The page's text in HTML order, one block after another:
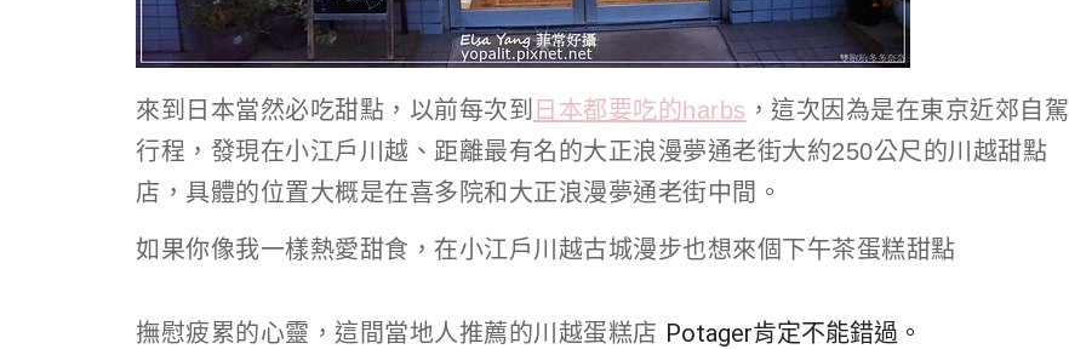
來到日本當然必吃甜點，以前每次到 日本都要吃的harbs ，這次因為是在東京近郊自駕
行程，發現在小江戶川越、距離最有名的大正浪漫夢通老街大約250公尺的川越甜點
店，具體的位置大概是在喜多院和大正浪漫夢通老街中間。
如果你像我一樣熱愛甜食，在小江戶川越古城漫步也想來個下午茶蛋糕甜點
撫慰疲累的心靈，這間當地人推薦的川越蛋糕店 Potager肯定不能錯過。